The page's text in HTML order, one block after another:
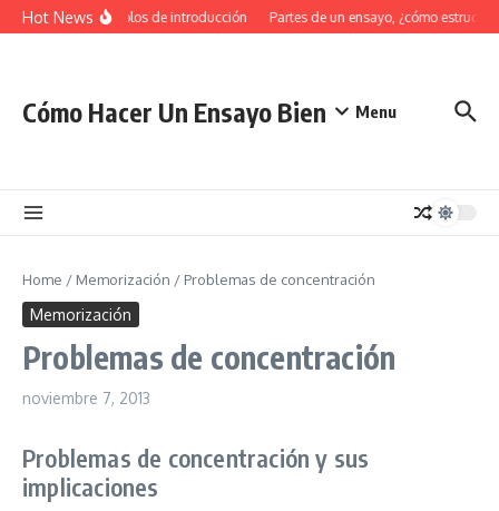
Saltar al contenido
Hot News34 Ejemplos de introducción Partes de un ensayo, ¿cómo
Cómo Hacer Un Ensayo Bien Menu
Home / Memorización / Problemas de concentración
Memorización
Problemas de concentración
noviembre 7, 2013
Problemas de concentración y sus
implicaciones